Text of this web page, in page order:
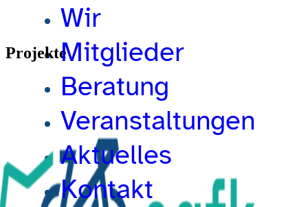
Wir
Mitglieder
Beratung
Veranstaltungen
Aktuelles
Kontakt
Projekte